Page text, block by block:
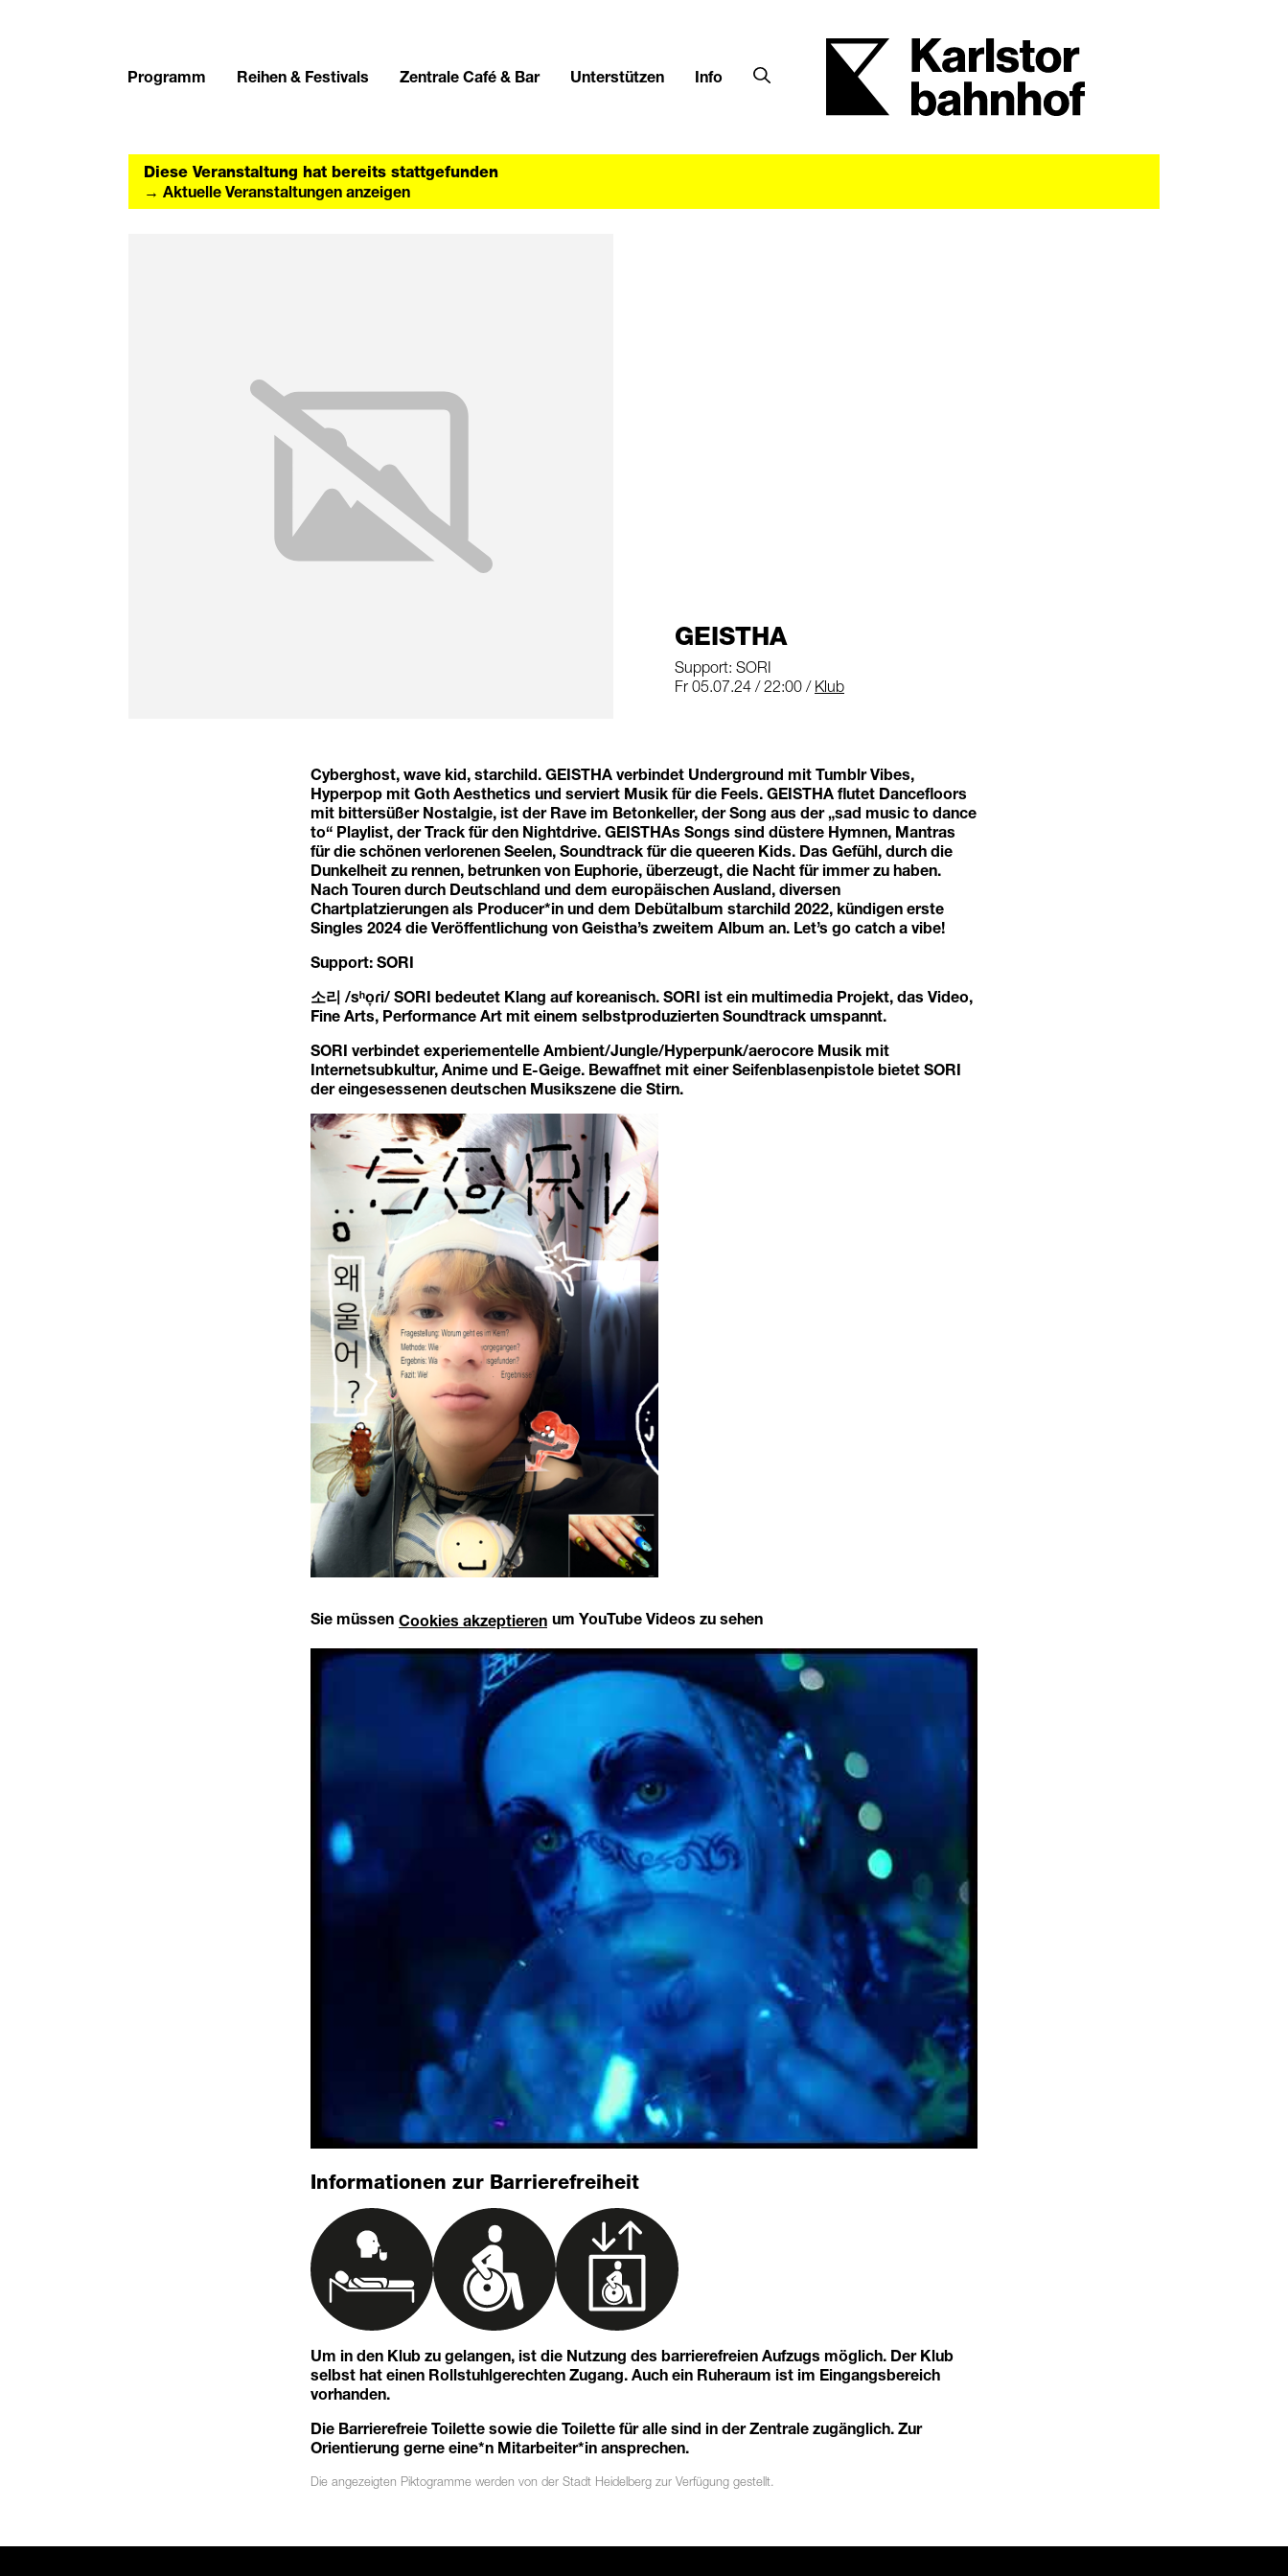
Programm Reihen & Festivals Zentrale Café & Bar Unterstützen Info
Diese Veranstaltung hat bereits stattgefunden
→ Aktuelle Veranstaltungen anzeigen
GEISTHA
Support: SORI
Fr 05.07.24 / 22:00 / Klub
Cyberghost, wave kid, starchild. GEISTHA verbindet Underground mit Tumblr Vibes,
Hyperpop mit Goth Aesthetics und serviert Musik für die Feels. GEISTHA flutet Dancefloors
mit bittersüßer Nostalgie, ist der Rave im Betonkeller, der Song aus der „sad music to dance
to“ Playlist, der Track für den Nightdrive. GEISTHAs Songs sind düstere Hymnen, Mantras
für die schönen verlorenen Seelen, Soundtrack für die queeren Kids. Das Gefühl, durch die
Dunkelheit zu rennen, betrunken von Euphorie, überzeugt, die Nacht für immer zu haben.
Nach Touren durch Deutschland und dem europäischen Ausland, diversen
Chartplatzierungen als Producer*in und dem Debütalbum starchild 2022, kündigen erste
Singles 2024 die Veröffentlichung von Geistha’s zweitem Album an. Let’s go catch a vibe!
Support: SORI
소리 /sʰo̞ɾi/ SORI bedeutet Klang auf koreanisch. SORI ist ein multimedia Projekt, das Video,
Fine Arts, Performance Art mit einem selbstproduzierten Soundtrack umspannt.
SORI verbindet experiementelle Ambient/Jungle/Hyperpunk/aerocore Musik mit
Internetsubkultur, Anime und E-Geige. Bewaffnet mit einer Seifenblasenpistole bietet SORI
der eingesessenen deutschen Musikszene die Stirn.
Sie müssen Cookies akzeptieren um YouTube Videos zu sehen
Informationen zur Barrierefreiheit
Um in den Klub zu gelangen, ist die Nutzung des barrierefreien Aufzugs möglich. Der Klub
selbst hat einen Rollstuhlgerechten Zugang. Auch ein Ruheraum ist im Eingangsbereich
vorhanden.
Die Barrierefreie Toilette sowie die Toilette für alle sind in der Zentrale zugänglich. Zur
Orientierung gerne eine*n Mitarbeiter*in ansprechen.
Die angezeigten Piktogramme werden von der Stadt Heidelberg zur Verfügung gestellt.